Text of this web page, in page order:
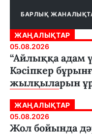
БАРЛЫҚ
ЖАҢАЛЫҚТАР
05.08.2026
“Айлыққа адам
Кәсіпкер
жылқыларын
ЖАҢАЛЫҚТАР
05.08.2026
Жол бойында